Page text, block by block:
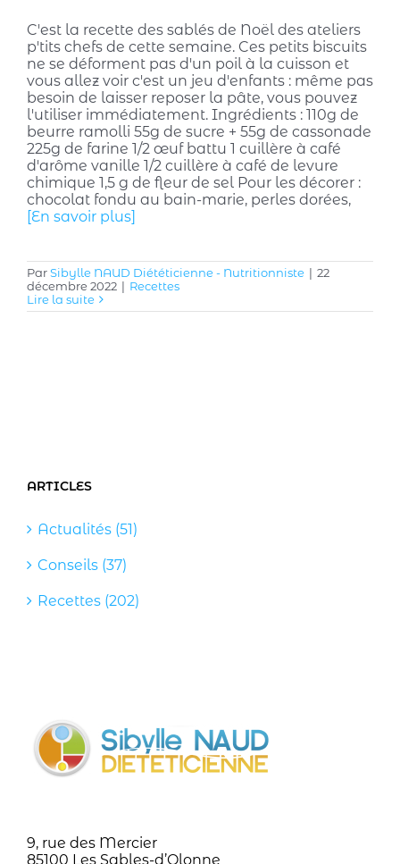
C'est la recette des sablés de Noël des ateliers
p'tits chefs de cette semaine. Ces petits biscuits
ne se déforment pas d'un poil à la cuisson et
vous allez voir c'est un jeu d'enfants : même pas
besoin de laisser reposer la pâte, vous pouvez
l'utiliser immédiatement. Ingrédients : 110g de
beurre ramolli 55g de sucre + 55g de cassonade
225g de farine 1/2 œuf battu 1 cuillère à café
d'arôme vanille 1/2 cuillère à café de levure
chimique 1,5 g de fleur de sel Pour les décorer :
chocolat fondu au bain-marie, perles dorées,
[En savoir plus]
ParSibylle NAUD Diététicienne - Nutritionniste | 22
décembre 2022 | Recettes
Lire la suite
ARTICLES
Actualités (51)
Conseils (37)
Recettes (202)
9, rue des Mercier
85100 Les Sables-d’Olonne